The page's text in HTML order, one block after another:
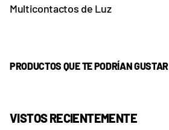
Multicontactos de Luz
PRODUCTOS QUE TE PODRÍAN GUSTAR
VISTOS RECIENTEMENTE